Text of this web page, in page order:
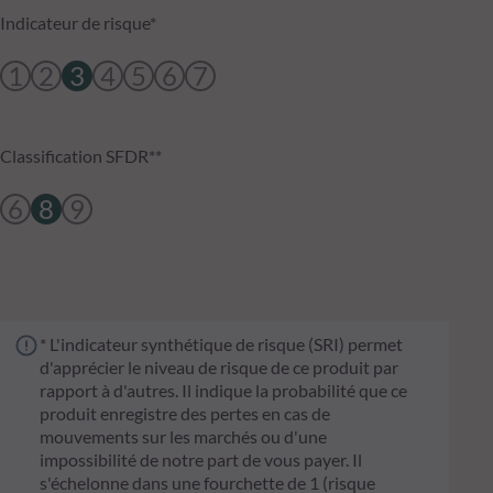
Indicateur de risque*
1 2 3 4 5 6 7
Classification SFDR**
6 8 9
* L'indicateur synthétique de risque (SRI) permet
d'apprécier le niveau de risque de ce produit par
rapport à d'autres. Il indique la probabilité que ce
produit enregistre des pertes en cas de
mouvements sur les marchés ou d'une
impossibilité de notre part de vous payer. Il
s'échelonne dans une fourchette de 1 (risque